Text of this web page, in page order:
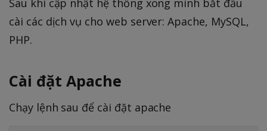
Sau khi cập nhật hệ thống xong mình bắt đầu
cài các dịch vụ cho web server: Apache, MySQL,
PHP.
Cài đặt Apache
Chạy lệnh sau để cài đặt apache